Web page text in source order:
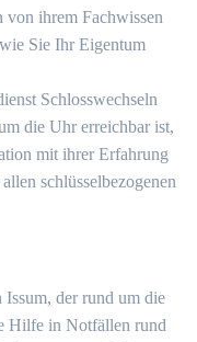
von ihrem Fachwissen
Sie Ihr Eigentum
Schlosswechseln
die Uhr erreichbar ist,
mit ihrer Erfahrung
schlüsselbezogenen
Issum, der rund um die
Hilfe in Notfällen rund